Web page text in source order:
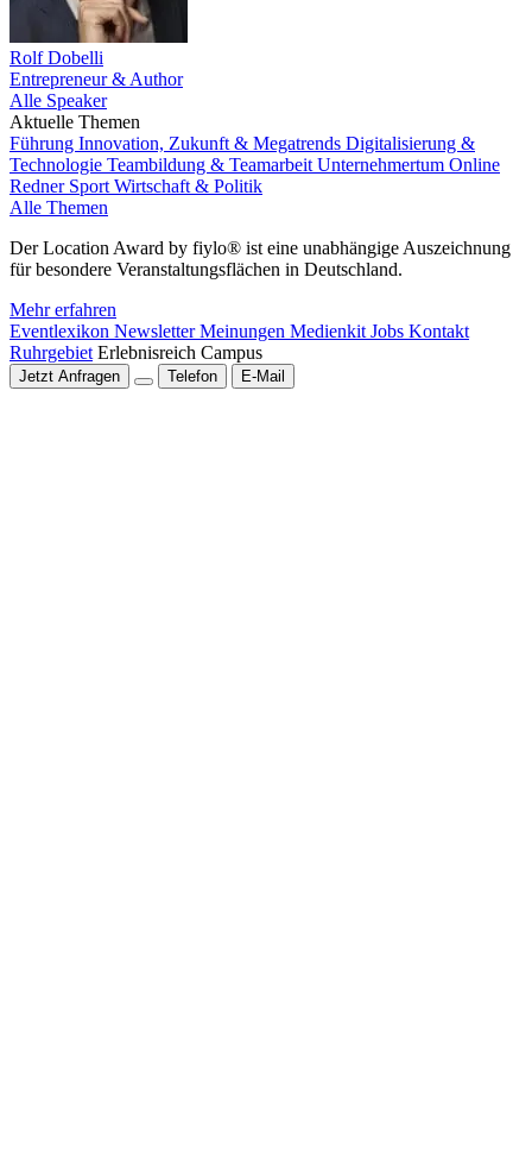
Rolf Dobelli
Entrepreneur & Author
Alle Speaker
Aktuelle Themen
Führung Innovation, Zukunft & Megatrends Digitalisierung &
Technologie Teambildung & Teamarbeit Unternehmertum Online
Redner Sport Wirtschaft & Politik
Alle Themen
Der Location Award by fiylo® ist eine unabhängige Auszeichnung
für besondere Veranstaltungsflächen in Deutschland.
Mehr erfahren
Eventlexikon NewsletterMeinungen Medienkit Jobs Kontakt
Ruhrgebiet Erlebnisreich Campus
Jetzt Anfragen Telefon E-Mail